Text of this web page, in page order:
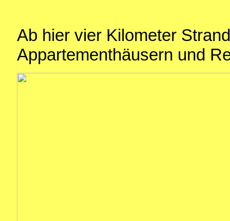
Ab hier vier Kilometer
Appartementhäusern und